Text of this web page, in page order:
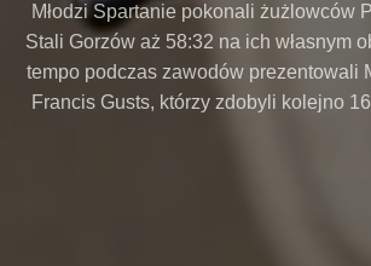
Młodzi Spartanie pokonali żużlowców
Stali Gorzów aż 58:32 na ich własnym
tempo podczas zawodów prezentowali
Francis Gusts, którzy zdobyli kolejno